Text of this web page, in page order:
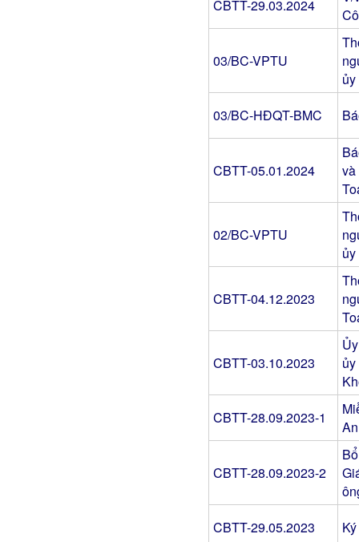
CBTT-29.03.2024
03/BC-VPTU
03/BC-HĐQT-BMC
CBTT-05.01.2024
và
02/BC-VPTU
CBTT-04.12.2023
CBTT-03.10.2023
CBTT-28.09.2023-1
CBTT-28.09.2023-2
CBTT-29.05.2023